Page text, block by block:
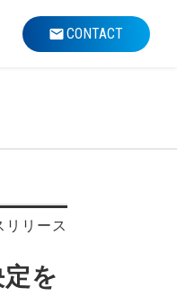
CONTACT
リリース
を